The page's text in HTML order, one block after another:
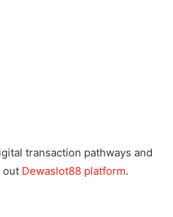
transaction pathways and
out Dewaslot88 platform.